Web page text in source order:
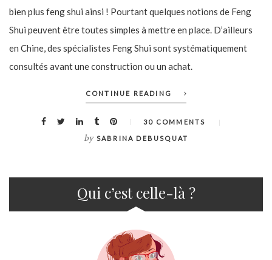
bien plus feng shui ainsi ! Pourtant quelques notions de Feng
Shui peuvent être toutes simples à mettre en place. D’ailleurs
en Chine, des spécialistes Feng Shui sont systématiquement
consultés avant une construction ou un achat.
CONTINUE READING
30 COMMENTS
by SABRINA DEBUSQUAT
Qui c’est celle-là ?